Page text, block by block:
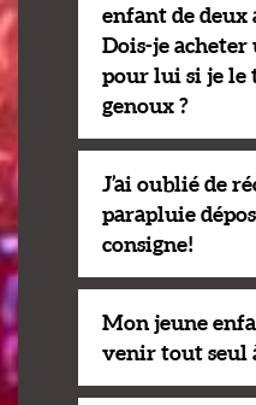
enfant de deux
Dois-je acheter
pour lui si je le
genoux ?
J’ai oublié de
parapluie
consigne !
Mon jeune
venir tout seul